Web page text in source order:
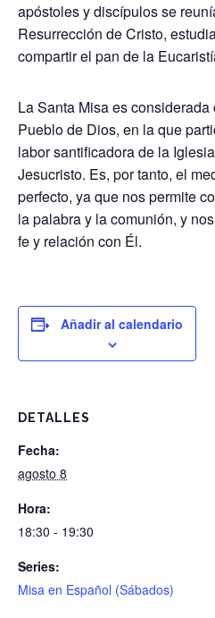
apóstoles y discípulos se
Resurrección de Cristo,
compartir el pan de la
La Santa Misa es
Pueblo de Dios, en la que
labor santificadora de la
Jesucristo. Es, por tanto, el
perfecto, ya que nos permite
la palabra y la comunión, y
fe y relación con Él.
Añadir al calendario
DETALLES
Fecha:
agosto 8
Hora:
18:30 - 19:30
Series:
Misa en Español (Sábados)